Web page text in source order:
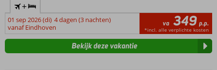
+
01 sep 2026 (di) 4 dagen (3 nachten)
vanaf Eindhoven
va 349 p.p.
*incl. alle verplichte kosten
Bekijk deze vakantie